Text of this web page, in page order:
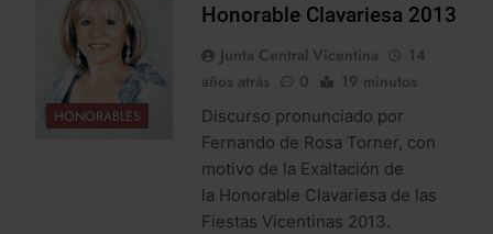
HONORABLES
Honorable Clavariesa 2013
Junta Central Vicentina
14
años atrás
0 19 minutos
Discurso pronunciado por
Fernando de Rosa Torner, con
motivo de la Exaltación de
la Honorable Clavariesa de las
Fiestas Vicentinas 2013.